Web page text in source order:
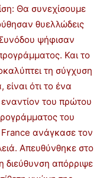
Θα συνεχίσουμε
θυελλώδεις
ψήφισαν
Και το
τη σύγχυση
ότι το ένα
του πρώτου
του
ανάγκασε τον
Απευθύνθηκε στο
διεύθυνση απόρριψε